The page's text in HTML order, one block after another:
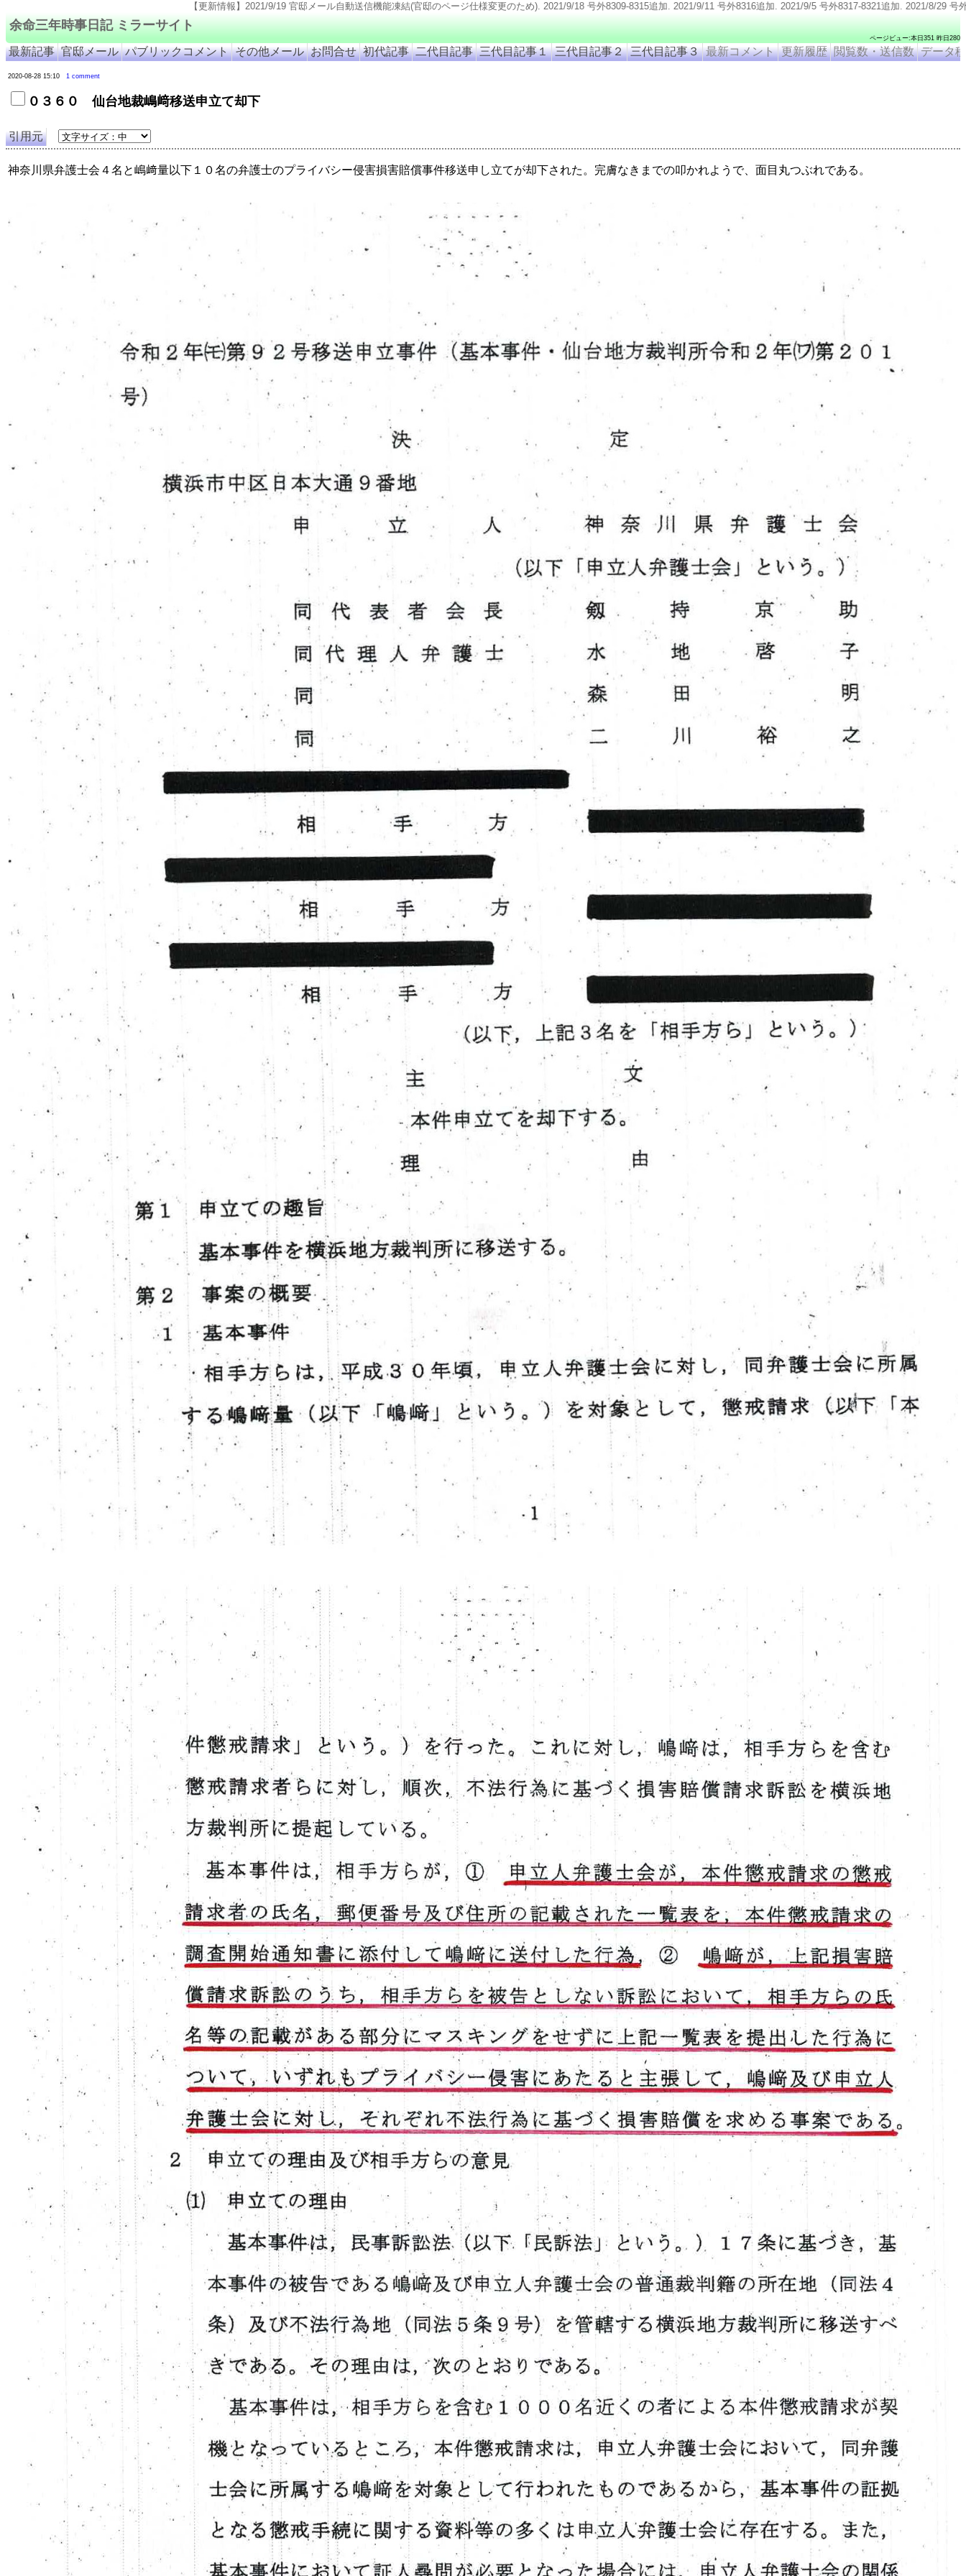
余命三年時事日記 ミラーサイト
ページビュー:本日351 昨日280
最新記事 官邸メール パブリックコメント その他メール お問合せ 初代記事 二代目記事 三代目記事１ 三代目記事２ 三代目記事３ 最新コメント 更新履歴 閲覧数・送信数 データ
2020-08-28 15:10 1 comment
０３６０ 仙台地裁嶋﨑移送申立て却下
引用元
神奈川県弁護士会４名と嶋﨑量以下１０名の弁護士のプライバシー侵害損害賠償事件移送申し立てが却下された。完膚なきまでの叩かれようで、面目丸つぶれである。
【更新情報】2021/9/19 官邸メール自動送信機能凍結(官邸のページ仕様変更のため). 2021/9/18 号外8309-8315追加. 2021/9/11 号外8316追加. 2021/9/5 号外8317-8321追加. 2021/8/29 号外8322-8324追